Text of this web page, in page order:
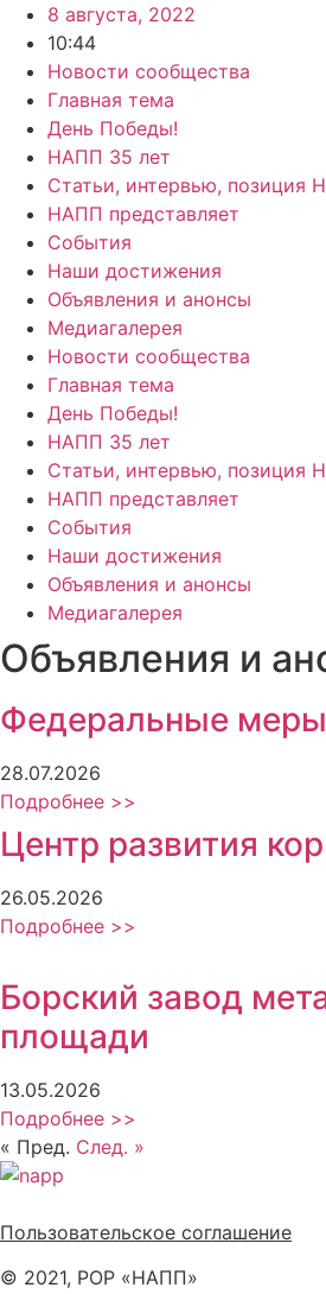
8 августа, 2022
10:44
Новости сообщества
Главная тема
День Победы!
НАПП 35 лет
Статьи, интервью, позиция
НАПП представляет
События
Наши достижения
Объявления и анонсы
Медиагалерея
Новости сообщества
Главная тема
День Победы!
НАПП 35 лет
Статьи, интервью, позиция
НАПП представляет
События
Наши достижения
Объявления и анонсы
Медиагалерея
Объявления и
Федеральные
28.07.2026
Подробнее >>
Центр развития
26.05.2026
Подробнее >>
Борский завод
площади
13.05.2026
Подробнее >>
« Пред. След. »
Пользовательское соглашение
© 2021, РОР «НАПП»